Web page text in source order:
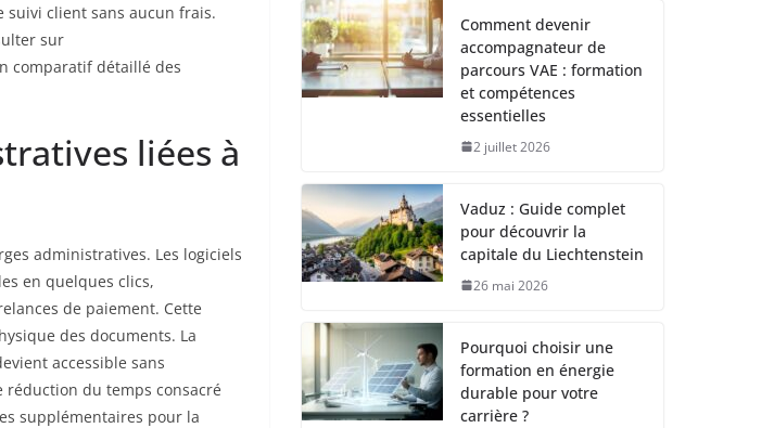
suivi client sans aucun frais.
sur
comparatif détaillé des
liées à
administratives. Les logiciels
en quelques clics,
de paiement. Cette
des documents. La
accessible sans
réduction du temps consacré
supplémentaires pour la
Comment devenir
accompagnateur de
parcours VAE : formation
et compétences
essentielles
2 juillet 2026
Vaduz : Guide complet
pour découvrir la
capitale du Liechtenstein
26 mai 2026
Pourquoi choisir une
formation en énergie
durable pour votre
carrière ?